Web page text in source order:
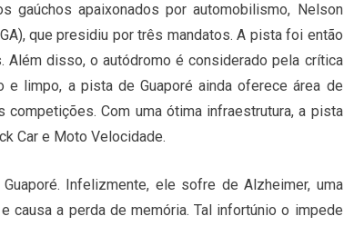
apaixonados por automobilismo, Nelson
que presidiu por três mandatos. A pista foi então
disso, o autódromo é considerado pela crítica
limpo, a pista de Guaporé ainda oferece área de
Com uma ótima infraestrutura, a pista
Car e Moto Velocidade.
Infelizmente, ele sofre de Alzheimer, uma
causa a perda de memória. Tal infortúnio o impede